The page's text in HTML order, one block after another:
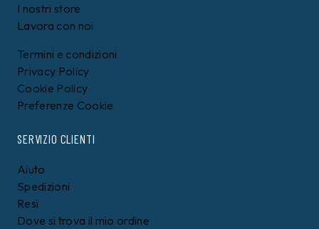
I nostri store
Lavora con noi
Termini e condizioni
Privacy Policy
Cookie Policy
Preferenze Cookie
SERVIZIO CLIENTI
Aiuto
Spedizioni
Resi
Dove si trova il mio ordine